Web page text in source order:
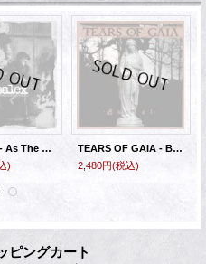
xRISALEx - As The Foundations Burn​.​.​. [CD]
)
TEARS OF GAIA - Burial [2xEP]
2,480円(税込)
ピングカート